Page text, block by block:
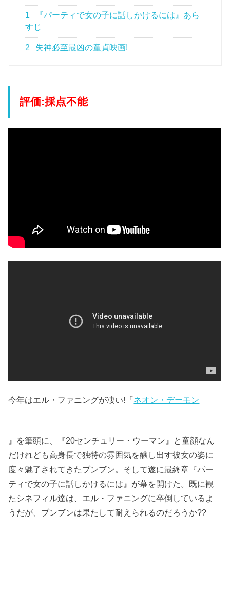
1
『パーティで女の子に話しかけるには』あら
すじ
2 失神必至最凶の童貞映画!
評価:採点不能
今年はエル・ファニングが凄い!『ネオン・デーモン
』を筆頭に、『20センチュリー・ウーマン』と童顔なん
だけれども高身長で独特の雰囲気を醸し出す彼女の姿に
度々魅了されてきたブンブン。そして遂に最終章『パー
ティで女の子に話しかけるには』が幕を開けた。既に観
たシネフィル達は、エル・ファニングに卒倒しているよ
うだが、ブンブンは果たして耐えられるのだろうか??